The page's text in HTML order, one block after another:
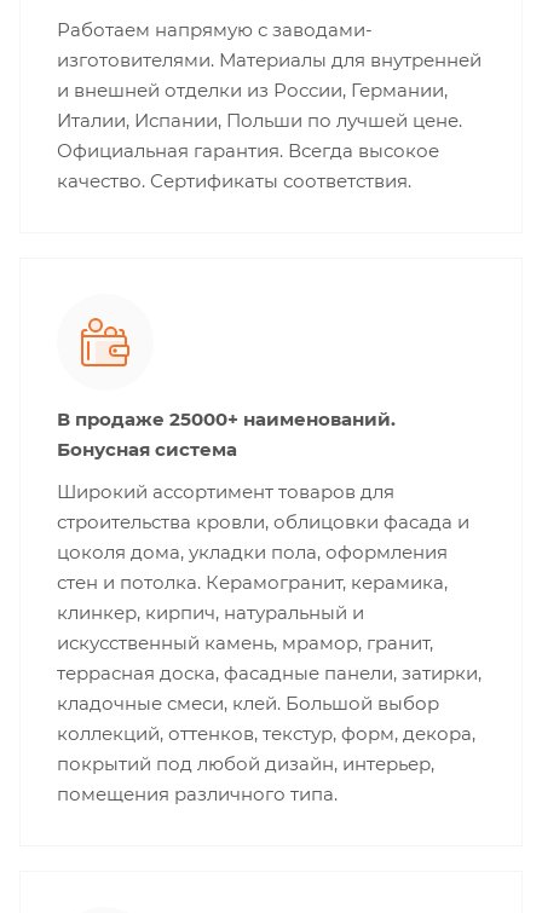
Работаем напрямую с заводами-
изготовителями. Материалы для внутренней
и внешней отделки из России, Германии,
Италии, Испании, Польши по лучшей цене.
Официальная гарантия. Всегда высокое
качество. Сертификаты соответствия.
В продаже 25000+ наименований.
Бонусная система
Широкий ассортимент товаров для
строительства кровли, облицовки фасада и
цоколя дома, укладки пола, оформления
стен и потолка. Керамогранит, керамика,
клинкер, кирпич, натуральный и
искусственный камень, мрамор, гранит,
террасная доска, фасадные панели, затирки,
кладочные смеси, клей. Большой выбор
коллекций, оттенков, текстур, форм, декора,
покрытий под любой дизайн, интерьер,
помещения различного типа.